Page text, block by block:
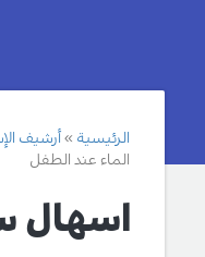
الرئيسية أرشيف
الماء عند الطفل
اسهال